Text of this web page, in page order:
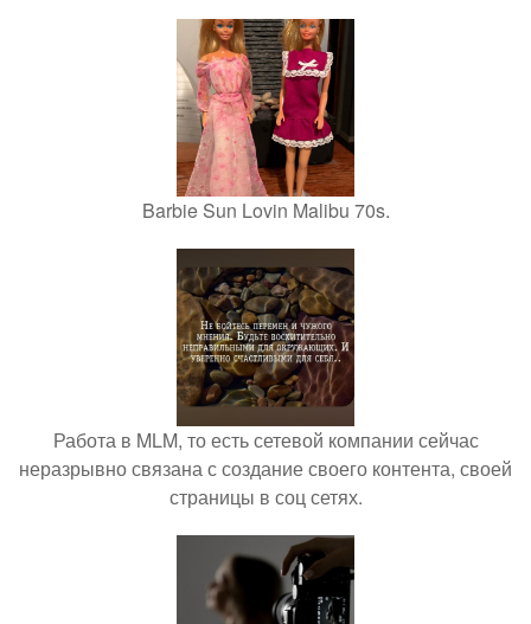
Barbie Sun Lovin Malibu 70s.
Работа в MLM, то есть сетевой компании сейчас
неразрывно связана с создание своего контента, своей
страницы в соц сетях.